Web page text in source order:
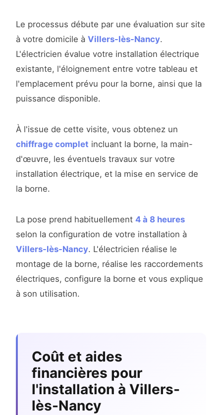
Le processus débute par une évaluation sur site
à votre domicile à Villers-lès-Nancy.
L'électricien évalue votre installation électrique
existante, l'éloignement entre votre tableau et
l'emplacement prévu pour la borne, ainsi que la
puissance disponible.
À l'issue de cette visite, vous obtenez un
chiffrage complet incluant la borne, la main-
d'œuvre, les éventuels travaux sur votre
installation électrique, et la mise en service de
la borne.
La pose prend habituellement 4 à 8 heures
selon la configuration de votre installation à
Villers-lès-Nancy. L'électricien réalise le
montage de la borne, réalise les raccordements
électriques, configure la borne et vous explique
à son utilisation.
Coût et aides
financières pour
l'installation à Villers-
lès-Nancy